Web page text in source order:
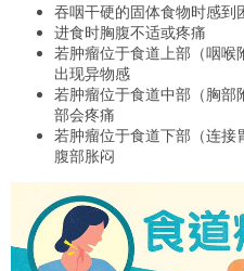
吞咽干硬的固体食物时感到
进食时胸腹不适或疼痛
若肿瘤位于食道上部（咽喉
出现异物感
若肿瘤位于食道中部（胸部
部会疼痛
若肿瘤位于食道下部（连接
腹部胀闷